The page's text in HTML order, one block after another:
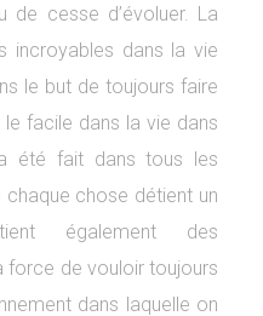
de cesse d’évoluer. La
incroyables dans la vie
le but de toujours faire
facile dans la vie dans
été fait dans tous les
chose détient un
également des
force de vouloir toujours
dans laquelle on